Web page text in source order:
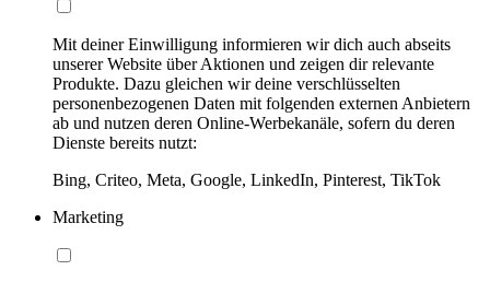
Mit deiner Einwilligung informieren wir dich auch abseits
unserer Website über Aktionen und zeigen dir relevante
Produkte. Dazu gleichen wir deine verschlüsselten
personenbezogenen Daten mit folgenden externen Anbietern
ab und nutzen deren Online-Werbekanäle, sofern du deren
Dienste bereits nutzt:
Bing, Criteo, Meta, Google, LinkedIn, Pinterest, TikTok
Marketing